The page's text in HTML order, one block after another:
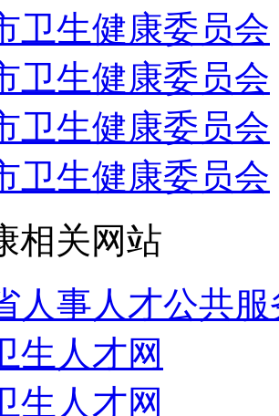
卫生健康委员会
卫生健康委员会
卫生健康委员会
卫生健康委员会
相关网站
人事人才公共服
生人才网
生人才网